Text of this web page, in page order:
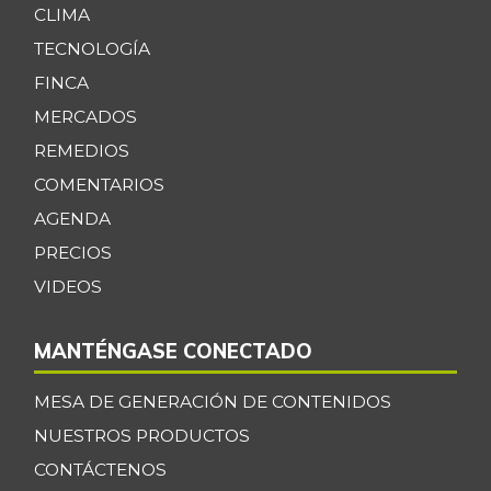
CLIMA
TECNOLOGÍA
FINCA
MERCADOS
REMEDIOS
COMENTARIOS
AGENDA
PRECIOS
VIDEOS
MANTÉNGASE CONECTADO
MESA DE GENERACIÓN DE CONTENIDOS
NUESTROS PRODUCTOS
CONTÁCTENOS